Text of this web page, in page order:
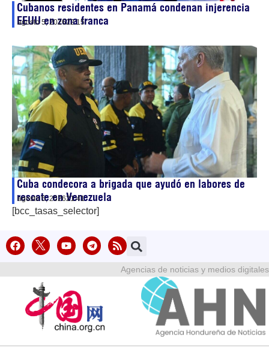
Cubanos residentes en Panamá condenan injerencia
EEUU en zona franca
agosto 5, 202622:15
Cuba condecora a brigada que ayudó en labores de
rescate en Venezuela
agosto 5, 202621:41
[bcc_tasas_selector]
Agencias de noticias y medios digitales